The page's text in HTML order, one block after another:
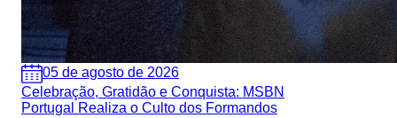
05 de agosto de 2026
Celebração, Gratidão e Conquista: MSBN
Portugal Realiza o Culto dos Formandos